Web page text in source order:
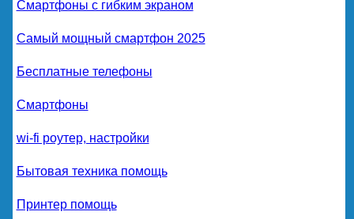
Смартфоны с гибким экраном
Самый мощный смартфон 2025
Бесплатные телефоны
Смартфоны
wi-fi роутер, настройки
Бытовая техника помощь
Принтер помощь